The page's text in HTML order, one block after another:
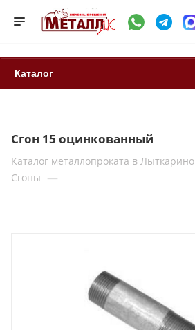
Каталог
Сгон 15 оцинкованный
Каталог металлопроката в Лыткарино
Сгоны —